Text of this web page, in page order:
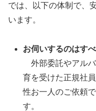
では、以下の体制で、
います。
お伺いするのはす
外部委託やアル
育を受けた正規社
性お一人のご依頼
す。